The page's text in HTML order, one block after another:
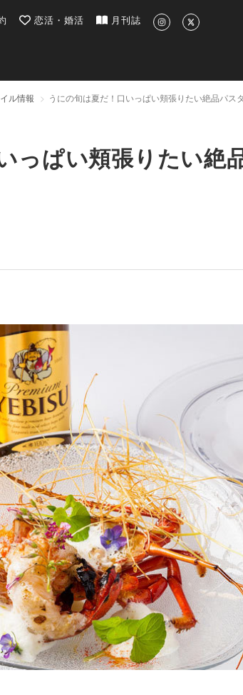
最新のグルメ、洗練されたライフスタイル情報
恋活・婚活 月刊誌
ル情報 うにの旬は夏だ！口いっぱい頬張りたい絶品パス
っぱい頬張りたい絶